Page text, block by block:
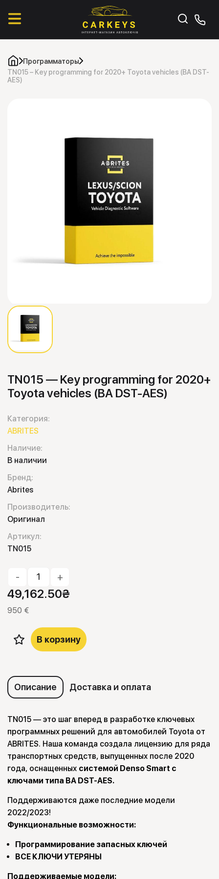
Программаторы
TN015 – Key programming for 2020+ Toyota vehicles (BA DST-
AES)
TN015 — Key programming for 2020+
Toyota vehicles (BA DST-AES)
Категория:
ABRITES
Наличие:
В наличии
Бренд:
Abrites
Производитель:
Оригинал
Артикул:
TN015
- +
49,162.50₴
950 €
В корзину
Описание Доставка и оплата
TN015 — это шаг вперед в разработке ключевых
программных решений для автомобилей Toyota от
ABRITES. Наша команда создала лицензию для ряда
транспортных средств, выпущенных после 2020
года, оснащенных системой Denso Smart с
ключами типа BA DST-AES.
Поддерживаются даже последние модели
2022/2023!
Функциональные возможности:
Программирование запасных ключей
ВСЕ КЛЮЧИ УТЕРЯНЫ
Поддерживаемые модели: